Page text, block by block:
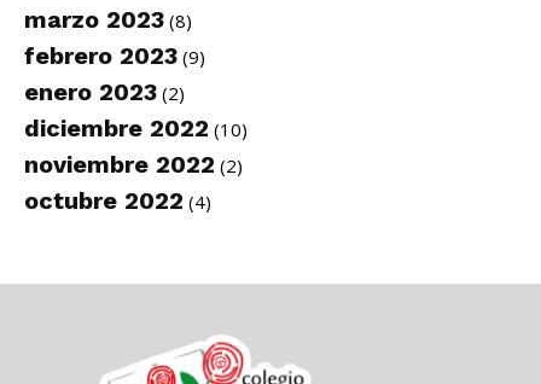
marzo 2023 (8)
febrero 2023 (9)
enero 2023 (2)
diciembre 2022 (10)
noviembre 2022 (2)
octubre 2022 (4)